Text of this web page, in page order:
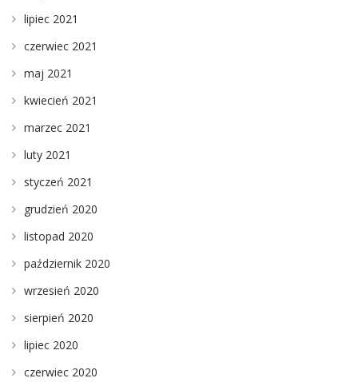
lipiec 2021
czerwiec 2021
maj 2021
kwiecień 2021
marzec 2021
luty 2021
styczeń 2021
grudzień 2020
listopad 2020
październik 2020
wrzesień 2020
sierpień 2020
lipiec 2020
czerwiec 2020